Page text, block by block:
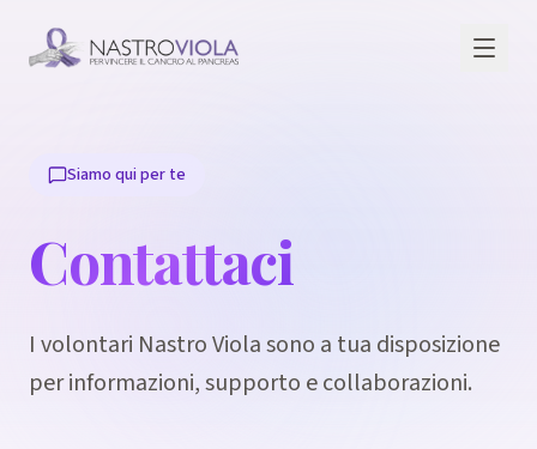
Siamo qui per te
Contattaci
I volontari Nastro Viola sono a tua disposizione
per informazioni, supporto e collaborazioni.